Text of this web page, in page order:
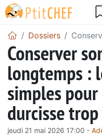
Dossiers
Conserver
longtemps :
simples
durcisse
jeudi 21 mai 2026 17:00 -